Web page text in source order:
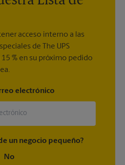
acceso interno a las
de The UPS
% en su próximo pedido
electrónico
un negocio pequeño?
No